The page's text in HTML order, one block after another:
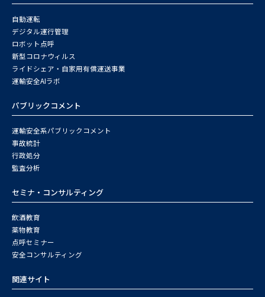
自動運転
デジタル運行管理
ロボット点呼
新型コロナウィルス
ライドシェア・自家用有償運送事業
運輸安全AIラボ
パブリックコメント
運輸安全系パブリックコメント
事故統計
行政処分
監査分析
セミナ・コンサルティング
飲酒教育
薬物教育
点呼セミナー
安全コンサルティング
関連サイト